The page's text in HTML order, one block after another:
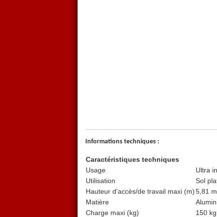
Informations techniques :
Caractéristiques techniques
Usage
Ultra
Utilisation
Sol
Hauteur d'accès/de travail maxi (m)5,81 m
Matière
Charge maxi (kg)
150 kg